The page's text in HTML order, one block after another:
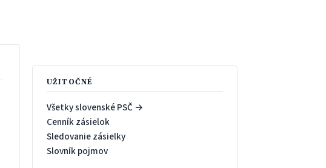
UŽITOČNÉ
Všetky slovenské PSČ →
Cenník zásielok
Sledovanie zásielky
Slovník pojmov